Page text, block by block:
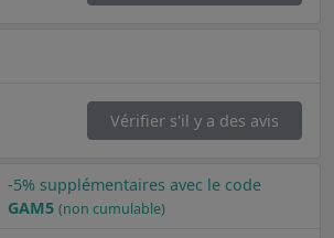
Vérifier s'il y a des avis
-5% supplémentaires avec le code
GAM5 (non cumulable)